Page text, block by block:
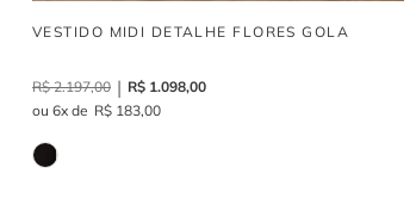
VESTIDO MIDI DETALHE FLORES GOLA
R$ 2.197,00 R$ 1.098,00
6
R$ 183,00